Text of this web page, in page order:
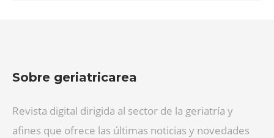
Sobre geriatricarea
Revista digital dirigida al sector de la geriatría y
afines que ofrece las últimas noticias y novedades